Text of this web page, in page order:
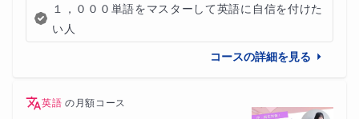
１，０００単語をマスターして英語に自信を付けた
い人
コースの詳細を見る
英語 の 月額コース